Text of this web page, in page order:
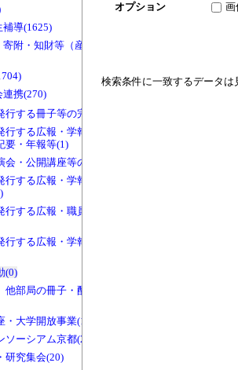
導(1625)
附・知財等（産官学連
連携(270)
行する冊子等の完成品(17)
行する広報・学報・職員録・
要・年報等(1)
会・公開講座等の実施(15)
行する広報・学報・職員録等
行する広報・職員録等(原稿)
行する広報・学報・職員録等
(0)
他部局の冊子・配布物(完成品)
・大学開放事業(139)
ソーシアム京都(25)
研究集会(20)
オプション
画
検索条件に一致するデータ